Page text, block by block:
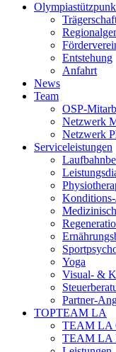
Entstehung
Anfahrt
News
Team
OSP-
Netzwerk
Netzwerk
Serviceleistungen
Yoga
Visual- &
Partner-
TOPTEAM LA
TEAM LA
TEAM LA